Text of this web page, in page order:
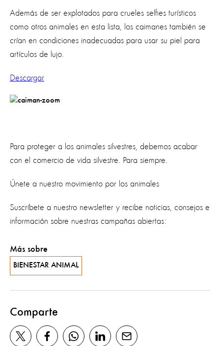
Además de ser explotados para crueles selfies turísticos
como otros animales en esta lista, los caimanes también se
crían en condiciones inadecuadas para usar su piel para
artículos de lujo.
Descargar
Para proteger a los animales silvestres, debemos acabar
con el comercio de vida silvestre. Para siempre.
Únete a nuestro movimiento por los animales
Suscríbete a nuestro newsletter y recibe noticias, consejos e
información sobre nuestras campañas abiertas:
Más sobre
BIENESTAR ANIMAL
Comparte